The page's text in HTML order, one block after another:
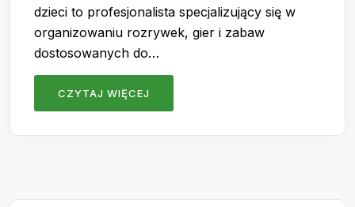
dzieci to profesjonalista specjalizujący się w
organizowaniu rozrywek, gier i zabaw
dostosowanych do…
CZYTAJ WIĘCEJ